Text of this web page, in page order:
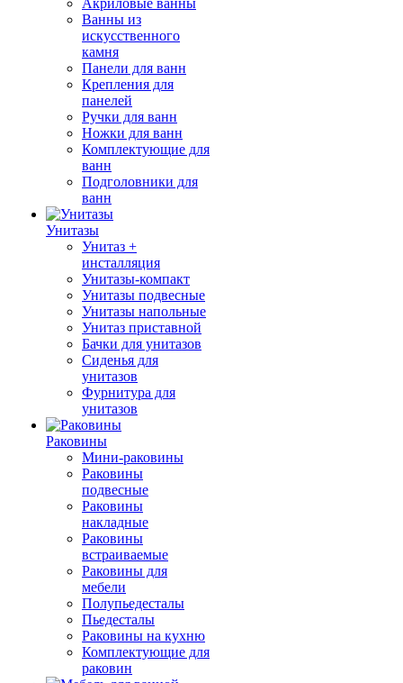
Акриловые ванны
Ванны из
искусственного
камня
Панели для ванн
Крепления для
панелей
Ручки для ванн
Ножки для ванн
Комплектующие для
ванн
Подголовники для
ванн
Унитазы
Унитаз +
инсталляция
Унитазы-компакт
Унитазы подвесные
Унитазы напольные
Унитаз приставной
Бачки для унитазов
Сиденья для
унитазов
Фурнитура для
унитазов
Раковины
Мини-раковины
Раковины
подвесные
Раковины
накладные
Раковины
встраиваемые
Раковины для
мебели
Полупьедесталы
Пьедесталы
Раковины на кухню
Комплектующие для
раковин